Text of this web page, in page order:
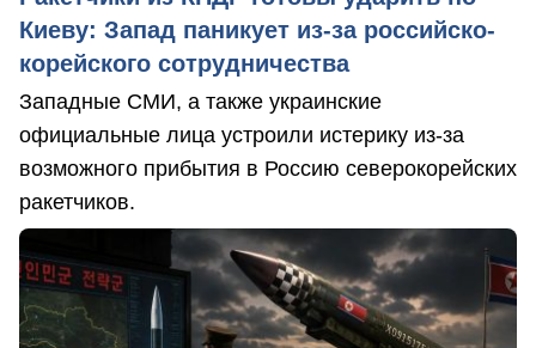
Киеву: Запад паникует из-за российско-
корейского сотрудничества
Западные СМИ, а также украинские
официальные лица устроили истерику из-за
возможного прибытия в Россию северокорейских
ракетчиков.